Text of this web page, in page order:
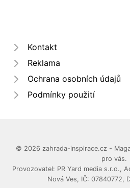
Kontakt
Reklama
Ochrana osobních údajů
Podmínky použití
© 2026 zahrada-inspirace.cz -
pro vás.
Provozovatel: PR Yard media s.r.o.,
Nová Ves, IČ: 07840772,